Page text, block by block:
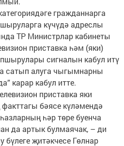
гражданнарга
күчүдә адреслы
ТР Министрлар кабинеты
приставка һәм (яки)
сигналын кабул итү
сатып алуга чыгымнарны
карар кабул итте.
приставка яки
бәясе күләмендә
һәр төре буенча
да артык булмаячак, – ди
бүлеге җитәкчесе Гөлнар